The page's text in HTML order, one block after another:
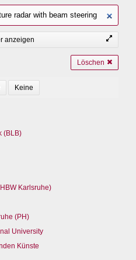
anzeigen
Löschen
(BLB)
Karlsruhe)
(PH)
University
Künste